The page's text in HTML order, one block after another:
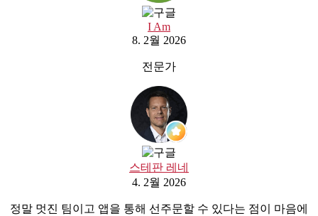
I Am
8. 2월 2026
전문가
스테판 레네
4. 2월 2026
정말 멋진 팀이고 앱을 통해 선주문할 수 있다는 점이 마음에